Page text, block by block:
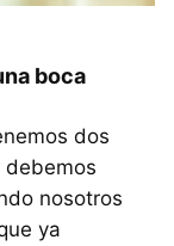
boca
dos
debemos
nosotros
ya